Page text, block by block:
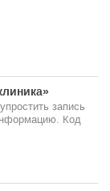
запись
Код